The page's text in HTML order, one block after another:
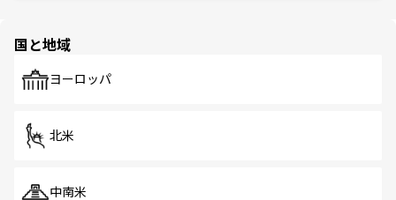
で、ホーカーズは地元の風情を楽しめる外せないスポット
国と地域
ヨーロッパ
北米
中南米